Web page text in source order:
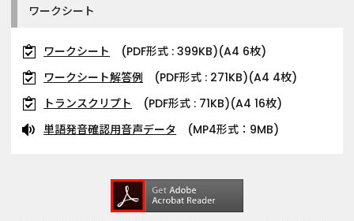
ワークシート
ワークシート
(PDF形式 : 399KB)(A4 6枚)
ワークシート解答例
(PDF形式 : 271KB)(A4 4枚)
トランスクリプト
(PDF形式 : 71KB)(A4 16枚)
単語発音確認用音声データ
(MP4形式：9MB)